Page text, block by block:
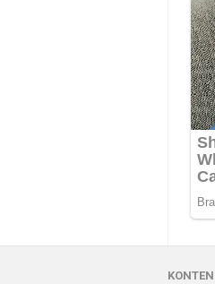
KONTEN